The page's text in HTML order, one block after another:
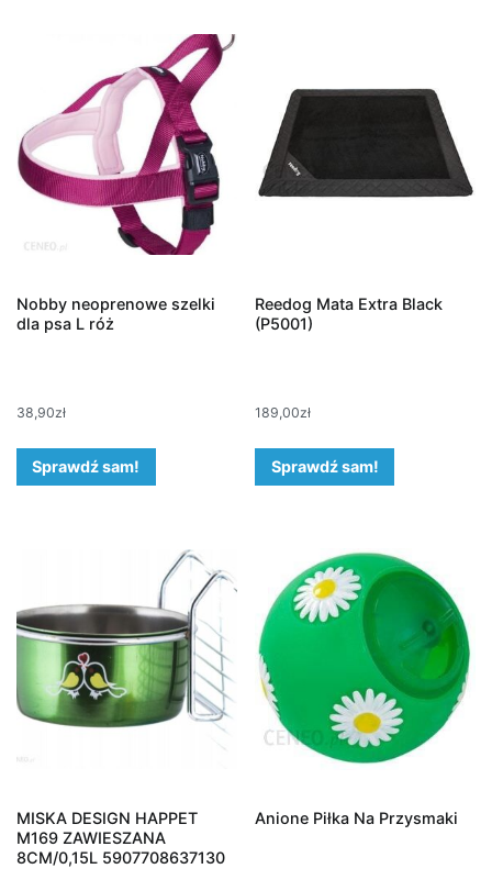
Nobby neoprenowe szelki
dla psa L róż
38,90zł
Sprawdź sam!
Reedog Mata Extra Black
(P5001)
189,00zł
Sprawdź sam!
MISKA DESIGN HAPPET
M169 ZAWIESZANA
8CM/0,15L 5907708637130
Anione Piłka Na Przysmaki